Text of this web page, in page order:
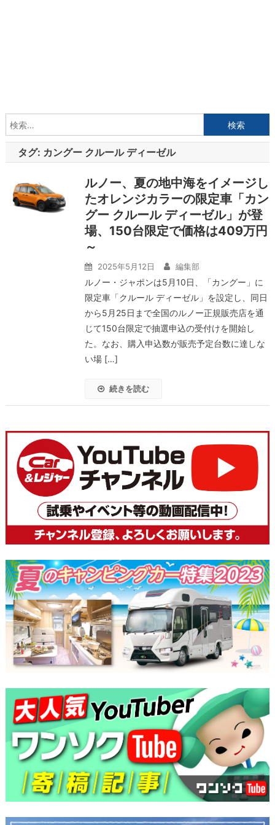
索:
タグ: カングー クルール ディーゼル
ルノー、夏の地中海をイメージし
たオレンジカラーの限定車「カン
グー クルール ディーゼル」が登
場、150台限定で価格は409万円
～
2025年5月12日 編集部
ルノー・ジャポンは5月10日、「カングー」に
限定車「クルール ディーゼル」を設定し、同日
から5月25日まで全国のルノー正規販売店を通
じて150台限定で抽選申込の受付けを開始し
た。なお、購入申込数が販売予定台数に達しな
い場 […]
続きを読む